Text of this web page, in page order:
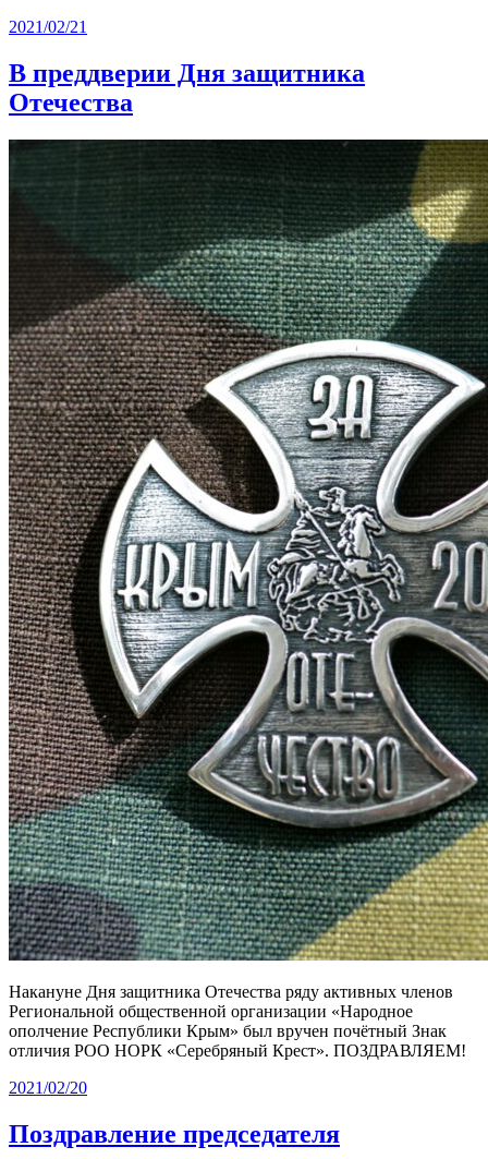
2021/02/21
В преддверии Дня защитника
Отечества
Накануне Дня защитника Отечества ряду активных членов
Региональной общественной организации «Народное
ополчение Республики Крым» был вручен почётный Знак
отличия РОО НОРК «Серебряный Крест». ПОЗДРАВЛЯЕМ!
2021/02/20
Поздравление председателя